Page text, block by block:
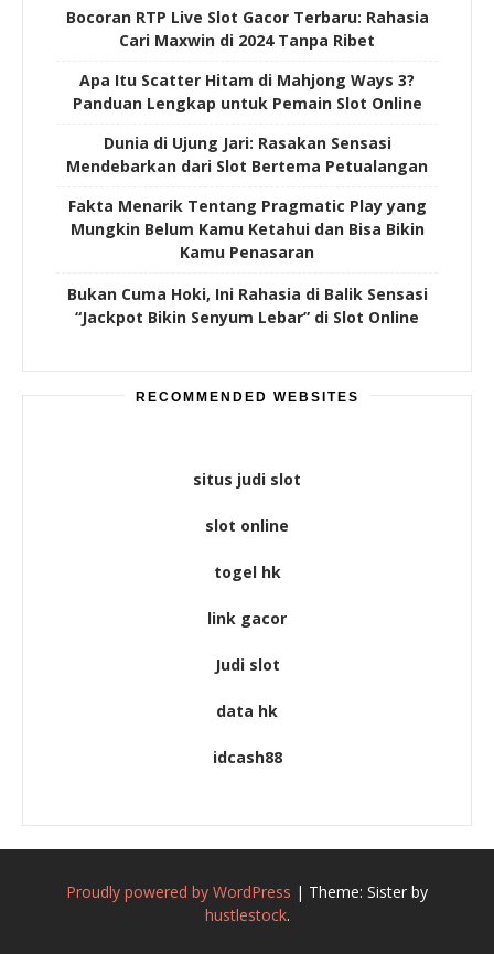
Bocoran RTP Live Slot Gacor Terbaru: Rahasia
Cari Maxwin di 2024 Tanpa Ribet
Apa Itu Scatter Hitam di Mahjong Ways 3?
Panduan Lengkap untuk Pemain Slot Online
Dunia di Ujung Jari: Rasakan Sensasi
Mendebarkan dari Slot Bertema Petualangan
Fakta Menarik Tentang Pragmatic Play yang
Mungkin Belum Kamu Ketahui dan Bisa Bikin
Kamu Penasaran
Bukan Cuma Hoki, Ini Rahasia di Balik Sensasi
“Jackpot Bikin Senyum Lebar” di Slot Online
RECOMMENDED WEBSITES
situs judi slot
slot online
togel hk
link gacor
Judi slot
data hk
idcash88
Proudly powered by WordPress | Theme: Sister by
hustlestock.